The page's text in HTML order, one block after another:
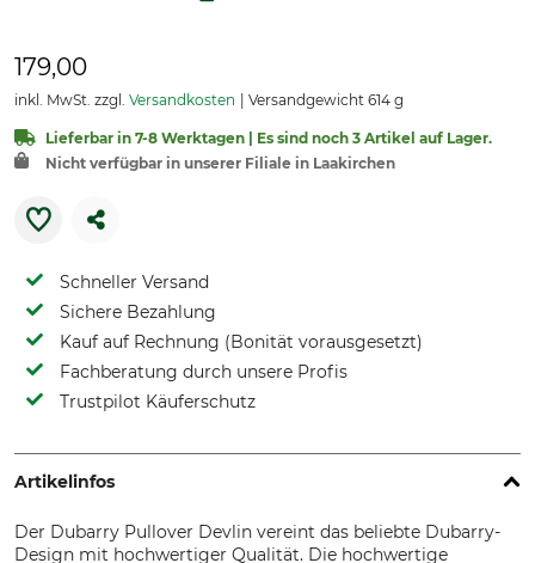
179,00
inkl. MwSt. zzgl. Versandkosten Versandgewicht 614 g
Lieferbar in 7-8 Werktagen | Es sind noch 3 Artikel auf Lager.
Nicht verfügbar in unserer Filiale in Laakirchen
Schneller Versand
Sichere Bezahlung
Kauf auf Rechnung (Bonität vorausgesetzt)
Fachberatung durch unsere Profis
Trustpilot Käuferschutz
Artikelinfos
Der Dubarry Pullover Devlin vereint das beliebte Dubarry-
Design mit hochwertiger Qualität. Die hochwertige